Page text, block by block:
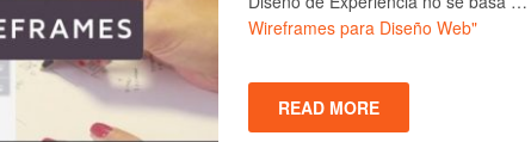
Wireframes para Diseño Web"
READ MORE